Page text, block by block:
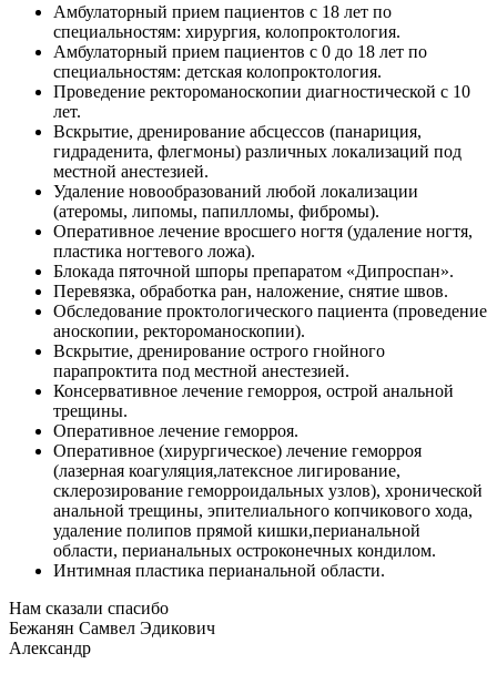
Амбулаторный прием пациентов с 18 лет по
специальностям: хирургия, колопроктология.
Амбулаторный прием пациентов с 0 до 18 лет по
специальностям: детская колопроктология.
Проведение ректороманоскопии диагностической с 10
лет.
Вскрытие, дренирование абсцессов (панариция,
гидраденита, флегмоны) различных локализаций под
местной анестезией.
Удаление новообразований любой локализации
(атеромы, липомы, папилломы, фибромы).
Оперативное лечение вросшего ногтя (удаление ногтя,
пластика ногтевого ложа).
Блокада пяточной шпоры препаратом «Дипроспан».
Перевязка, обработка ран, наложение, снятие швов.
Обследование проктологического пациента (проведение
аноскопии, ректороманоскопии).
Вскрытие, дренирование острого гнойного
парапроктита под местной анестезией.
Консервативное лечение геморроя, острой анальной
трещины.
Оперативное лечение геморроя.
Оперативное (хирургическое) лечение геморроя
(лазерная коагуляция,латексное лигирование,
склерозирование геморроидальных узлов), хронической
анальной трещины, эпителиального копчикового хода,
удаление полипов прямой кишки,перианальной
области, перианальных остроконечных кондилом.
Интимная пластика перианальной области.
Нам сказали спасибо
Бежанян Самвел Эдикович
Александр